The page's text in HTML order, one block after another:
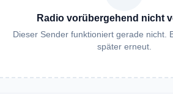
Radio vorübergehend nicht
Dieser Sender funktioniert gerade nicht.
später erneut.